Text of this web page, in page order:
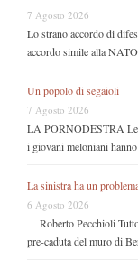
7 Agosto 2026
Lo strano accordo di
accordo simile alla
Un popolo di segaioli
7 Agosto 2026
LA PORNODESTRA
i giovani meloniani
La sinistra ha un
6 Agosto 2026
Roberto Pecchioli
pre-caduta del muro di